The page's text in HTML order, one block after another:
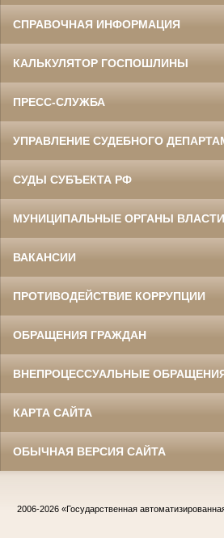
СПРАВОЧНАЯ ИНФОРМАЦИЯ
КАЛЬКУЛЯТОР ГОСПОШЛИНЫ
ПРЕСС-СЛУЖБА
УПРАВЛЕНИЕ СУДЕБНОГО
СУДЫ СУБЪЕКТА РФ
МУНИЦИПАЛЬНЫЕ ОРГАНЫ ВЛАСТИ
ВАКАНСИИ
ПРОТИВОДЕЙСТВИЕ КОРРУПЦИИ
ОБРАЩЕНИЯ ГРАЖДАН
ВНЕПРОЦЕССУАЛЬНЫЕ
КАРТА САЙТА
ОБЫЧНАЯ ВЕРСИЯ САЙТА
2006-2026 «Государственная